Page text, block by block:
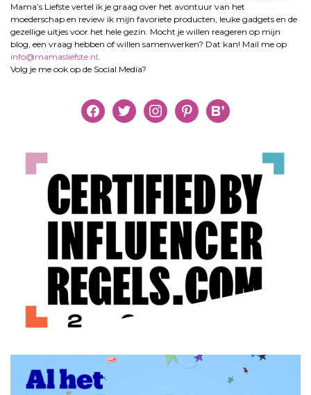
Mama’s Liefste vertel ik je graag over het avontuur van het
moederschap en review ik mijn favoriete producten, leuke gadgets en de
gezellige uitjes voor het hele gezin. Mocht je willen reageren op mijn
blog, een vraag hebben of willen samenwerken? Dat kan! Mail me op
info@mamasliefste.nl
Volg je me ook op de Social Media?
facebooktwitter instagrampinterestbloglovin